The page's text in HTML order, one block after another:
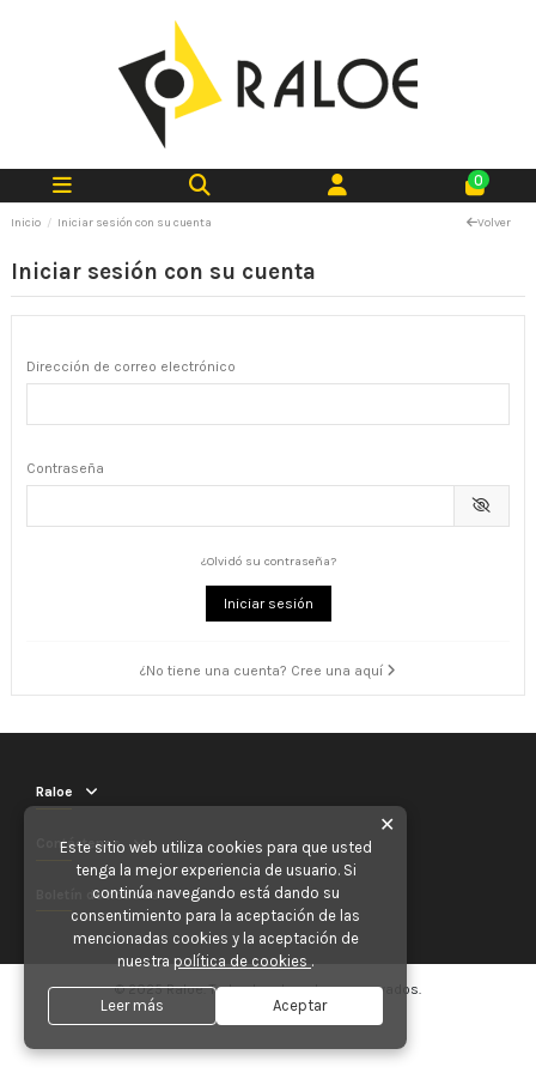
0
Inicio Iniciar sesión con su cuenta Volver
Iniciar sesión con su cuenta
Dirección de correo electrónico
Contraseña
¿Olvidó su contraseña?
Iniciar sesión
¿No tiene una cuenta? Cree una aquí
Raloe
Contáctenos
Boletín de noticias
© 2025 Raloe. Todos los derechos reservados.
✕
Este sitio web utiliza cookies para que usted
tenga la mejor experiencia de usuario. Si
continúa navegando está dando su
consentimiento para la aceptación de las
mencionadas cookies y la aceptación de
nuestra política de cookies .
Leer más Aceptar